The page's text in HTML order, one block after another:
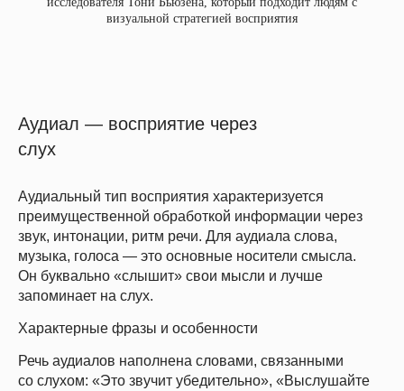
визуальной стратегией восприятия
Аудиал — восприятие через
слух
Аудиальный тип восприятия характеризуется
преимущественной обработкой информации через
звук, интонации, ритм речи. Для аудиала слова,
музыка, голоса — это основные носители смысла.
Он буквально «слышит» свои мысли и лучше
запоминает на слух.
Характерные фразы и особенности
Речь аудиалов наполнена словами, связанными
со слухом: «Это звучит убедительно», «Выслушайте